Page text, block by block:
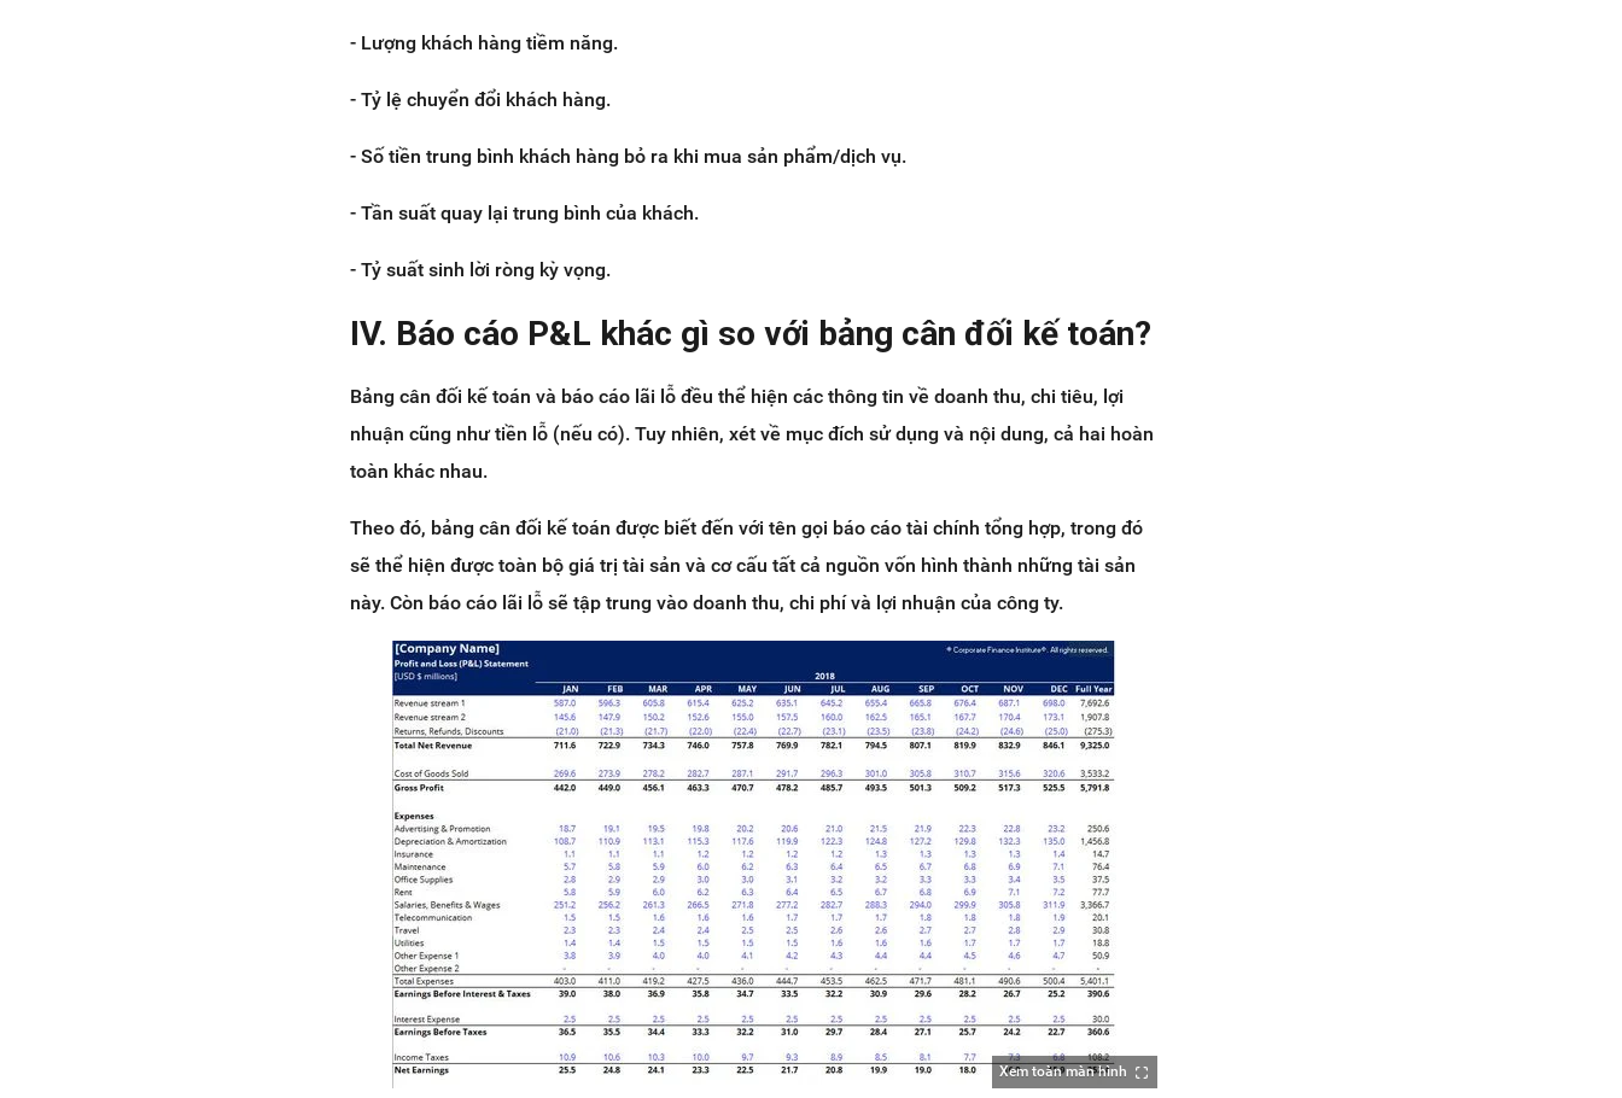
- Lượng khách hàng tiềm năng.
- Tỷ lệ chuyển đổi khách hàng.
- Số tiền trung bình khách hàng bỏ ra khi mua sản phẩm/dịch vụ.
- Tần suất quay lại trung bình của khách.
- Tỷ suất sinh lời ròng kỳ vọng.
IV. Báo cáo P&L khác gì so với bảng cân đối kế toán?
Bảng cân đối kế toán và báo cáo lãi lỗ đều thể hiện các thông tin về doanh thu, chi tiêu, lợi
nhuận cũng như tiền lỗ (nếu có). Tuy nhiên, xét về mục đích sử dụng và nội dung, cả hai hoàn
toàn khác nhau.
Theo đó, bảng cân đối kế toán được biết đến với tên gọi báo cáo tài chính tổng hợp, trong đó
sẽ thể hiện được toàn bộ giá trị tài sản và cơ cấu tất cả nguồn vốn hình thành những tài sản
này. Còn báo cáo lãi lỗ sẽ tập trung vào doanh thu, chi phí và lợi nhuận của công ty.
Xem toàn màn hình